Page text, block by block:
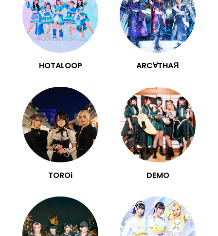
HOTALOOP ARC∀THAЯ
TOROi DEMO